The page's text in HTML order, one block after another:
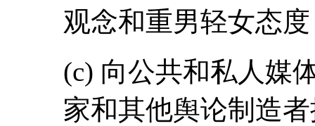
观念和重男轻女态
(c) 向公共和私人媒
家和其他舆论制造